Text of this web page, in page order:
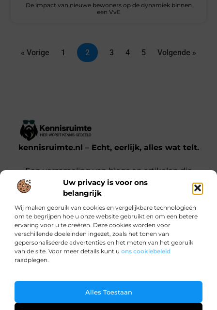
Uw privacy is voor ons
belangrijk
Wij maken gebruik van cookies en vergelijkbare technologieën
om te begrijpen hoe u onze website gebruikt en om een betere
ervaring voor u te creëren. Deze cookies worden voor
verschillende doeleinden ingezet, zoals het tonen van
gepersonaliseerde advertenties en het meten van het gebruik
van de site. Voor meer details kunt u ons cookiebeleid
raadplegen.
Alles Toestaan
De impact van nieuwe bewoners op de dynamiek binnen
een VvE
« Vorige 1 2 3 4 5 Volgende »
kennisruimte.nl – Echt, eerlijk, alles wat telt.
Een verzameling van blogs en artikelen die
een breed scala aan onderwerpen uit het
dagelijks leven behandelen.
Onze informatie
Bericht categorie